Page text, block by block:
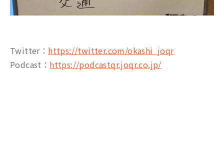
Twitter： https://twitter.com/okashi_joqr
Podcast： https://podcastqr.joqr.co.jp/